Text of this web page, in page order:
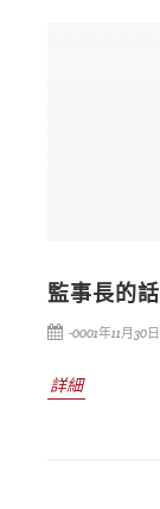
監事長的話
-0001年11月30日
詳細